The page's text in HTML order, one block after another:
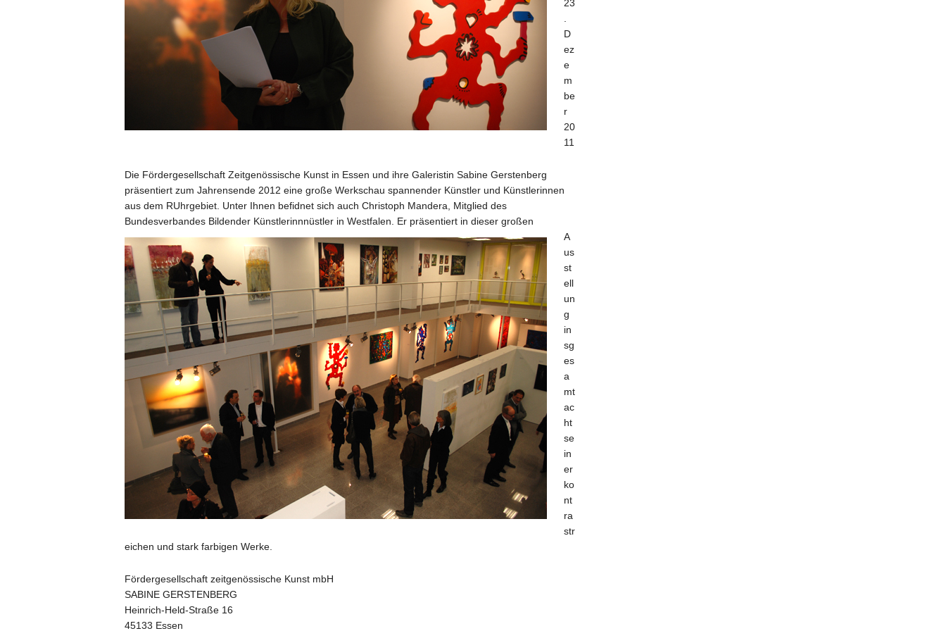
23
D
ez
e
m
be
r
20
11
Die Fördergesellschaft Zeitgenössische Kunst in Essen und ihre Galeristin Sabine Gerstenberg
präsentiert zum Jahrensende 2012 eine große Werkschau spannender Künstler und Künstlerinnen
aus dem RUhrgebiet. Unter Ihnen befidnet sich auch Christoph Mandera, Mitglied des
Bundesverbandes Bildender Künstlerinnnüstler in Westfalen. Er präsentiert in dieser großen
A
us
st
ell
un
g
in
sg
es
a
mt
ac
ht
se
in
er
ko
nt
ra
str
eichen und stark farbigen Werke.
Fördergesellschaft zeitgenössische Kunst mbH
SABINE GERSTENBERG
Heinrich-Held-Straße 16
45133 Essen